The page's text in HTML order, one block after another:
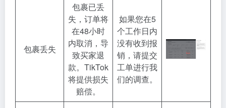
包裹丢失
包裹已丢
失，订单将
在48小时
内取消，导
致买家退
款。TikTok
将提供损失
赔偿。
如果您在5
个工作日内
没有收到报
销，请提交
工单进行我
们的调查。